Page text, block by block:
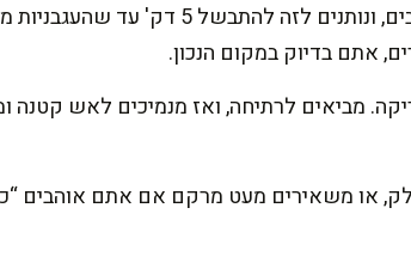
מוסיפים עגבניות טריות חתוכות ועגבניות מרוסקות,
אתם בדיוק במקום הנכון.
או משאירים מעט מרקם אם אתם אוהבים